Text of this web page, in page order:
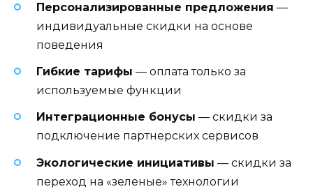
Персонализированные предложения —
индивидуальные скидки на основе
поведения
Гибкие тарифы — оплата только за
используемые функции
Интеграционные бонусы — скидки за
подключение партнерских сервисов
Экологические инициативы — скидки за
переход на «зеленые» технологии